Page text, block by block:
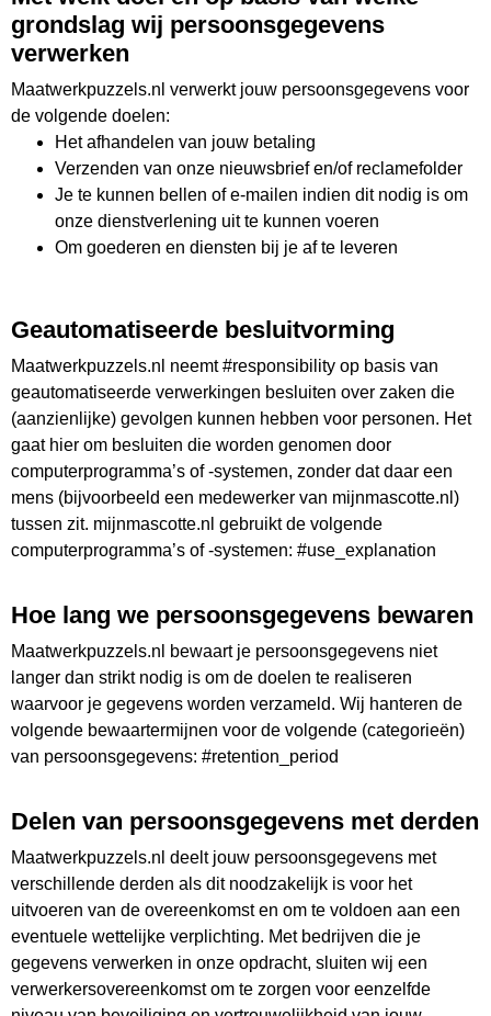
grondslag wij persoonsgegevens
verwerken
Maatwerkpuzzels.nl verwerkt jouw persoonsgegevens voor
de volgende doelen:
Het afhandelen van jouw betaling
Verzenden van onze nieuwsbrief en/of reclamefolder
Je te kunnen bellen of e-mailen indien dit nodig is om
onze dienstverlening uit te kunnen voeren
Om goederen en diensten bij je af te leveren
Geautomatiseerde besluitvorming
Maatwerkpuzzels.nl neemt #responsibility op basis van
geautomatiseerde verwerkingen besluiten over zaken die
(aanzienlijke) gevolgen kunnen hebben voor personen. Het
gaat hier om besluiten die worden genomen door
computerprogramma’s of -systemen, zonder dat daar een
mens (bijvoorbeeld een medewerker van mijnmascotte.nl)
tussen zit. mijnmascotte.nl gebruikt de volgende
computerprogramma’s of -systemen: #use_explanation
Hoe lang we persoonsgegevens bewaren
Maatwerkpuzzels.nl bewaart je persoonsgegevens niet
langer dan strikt nodig is om de doelen te realiseren
waarvoor je gegevens worden verzameld. Wij hanteren de
volgende bewaartermijnen voor de volgende (categorieën)
van persoonsgegevens: #retention_period
Delen van persoonsgegevens met derden
Maatwerkpuzzels.nl deelt jouw persoonsgegevens met
verschillende derden als dit noodzakelijk is voor het
uitvoeren van de overeenkomst en om te voldoen aan een
eventuele wettelijke verplichting. Met bedrijven die je
gegevens verwerken in onze opdracht, sluiten wij een
verwerkersovereenkomst om te zorgen voor eenzelfde
Vraag een offerte aan